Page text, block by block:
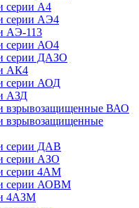
серии А4
серии АЭ4
АЭ-113
серии АО4
серии ДАЗО
АК4
серии АОД
АЗД
взрывозащищенные ВАО
взрывозащищенные
серии ДАВ
серии АЗО
серии 4АМ
серии АОВМ
4АЗМ